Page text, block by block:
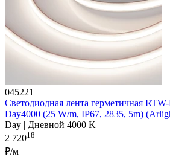
045221
Светодиодная лента герметичная
Day4000 (25 W/m, IP67, 2835, 5m)
Day | Дневной 4000 K
2 72018
₽/м